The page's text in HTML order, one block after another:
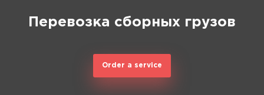
Перевозка сборных грузов
Order a service